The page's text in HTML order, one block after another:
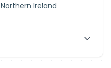
Northern Ireland